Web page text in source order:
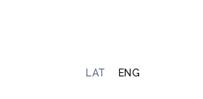
LAT ENG